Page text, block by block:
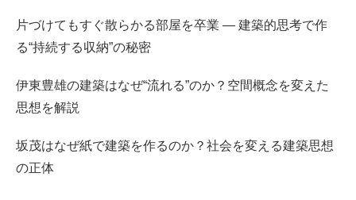
片づけてもすぐ散らかる部屋を卒業 — 建築的思考で作
る“持続する収納”の秘密
伊東豊雄の建築はなぜ“流れる”のか？空間概念を変えた
思想を解説
坂茂はなぜ紙で建築を作るのか？社会を変える建築思想
の正体